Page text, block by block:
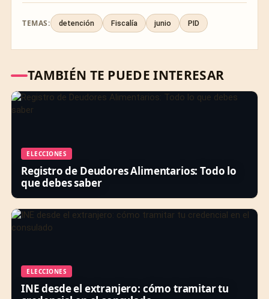
TEMAS: detención Fiscalía junio PID
TAMBIÉN TE PUEDE INTERESAR
ELECCIONES
Registro de Deudores Alimentarios: Todo lo
que debes saber
ELECCIONES
INE desde el extranjero: cómo tramitar tu